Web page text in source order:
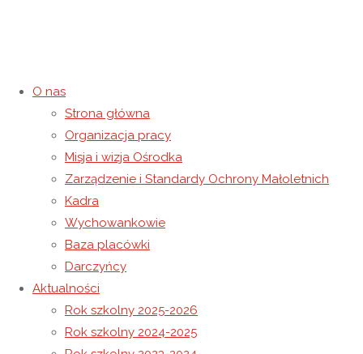
O nas
Strona główna
Organizacja pracy
Misja i wizja Ośrodka
Zarządzenie i Standardy Ochrony Małoletnich
Kadra
Wychowankowie
Baza placówki
Darczyńcy
Aktualności
Rok szkolny 2025-2026
Rok szkolny 2024-2025
XXVIII Światowy Dzień Chorego
14 lutego 202022 listopada 2020 Rok szkolny 2019-2020
Strona główna Rok szkolny 2019-2020
Chorego